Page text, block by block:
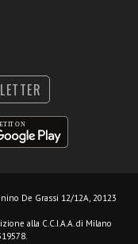
De Grassi 12/12A, 20123
alla C.C.I.A.A. di Milano